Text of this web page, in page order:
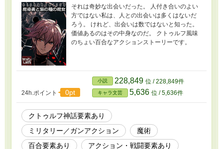
それは奇妙な出会いだった。 人付き合いのよい
方ではない私は、人との出会いは多くはないだ
ろう。 けれど、出会いは数ではないと知った。
価値あるのはその中身なのだ。 クトゥルフ風味
のちょい百合なアクションストーリーです。
24h.ポイント 0pt
小説 228,849 位 / 228,849件
キャラ文芸 5,636 位 / 5,636件
クトゥルフ神話要素あり
ミリタリー／ガンアクション
魔術
百合要素あり
アクション・戦闘要素あり